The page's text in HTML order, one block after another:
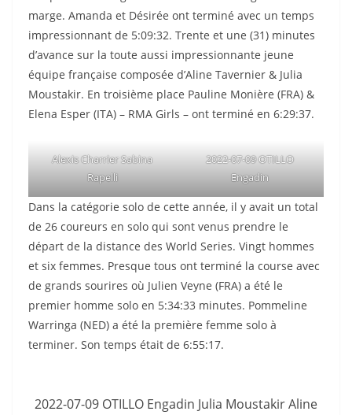
marge. Amanda et Désirée ont terminé avec un temps
impressionnant de 5:09:32. Trente et une (31) minutes
d’avance sur la toute aussi impressionnante jeune
équipe française composée d’Aline Tavernier & Julia
Moustakir. En troisième place Pauline Monière (FRA) &
Elena Esper (ITA) – RMA Girls – ont terminé en 6:29:37.
Alexis Charrier Sabina
Rapelli
2022-07-09 OTILLO
Engadin
Dans la catégorie solo de cette année, il y avait un total
de 26 coureurs en solo qui sont venus prendre le
départ de la distance des World Series. Vingt hommes
et six femmes. Presque tous ont terminé la course avec
de grands sourires où Julien Veyne (FRA) a été le
premier homme solo en 5:34:33 minutes. Pommeline
Warringa (NED) a été la première femme solo à
terminer. Son temps était de 6:55:17.
2022-07-09 OTILLO Engadin Julia Moustakir Aline